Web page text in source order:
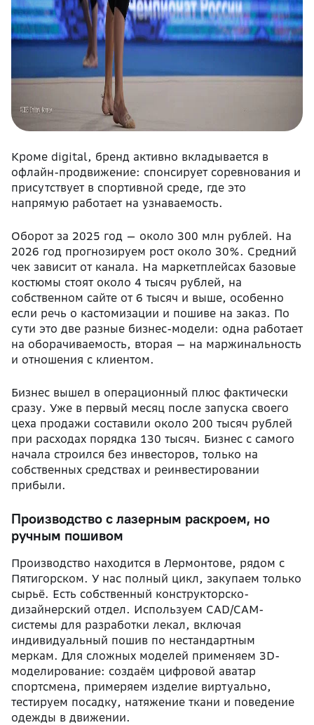
Кроме digital, бренд активно вкладывается в
офлайн-продвижение: спонсирует соревнования и
присутствует в спортивной среде, где это
напрямую работает на узнаваемость.
Оборот за 2025 год — около 300 млн рублей. На
2026 год прогнозируем рост около 30%. Средний
чек зависит от канала. На маркетплейсах базовые
костюмы стоят около 4 тысяч рублей, на
собственном сайте от 6 тысяч и выше, особенно
если речь о кастомизации и пошиве на заказ. По
сути это две разные бизнес-модели: одна работает
на оборачиваемость, вторая — на маржинальность
и отношения с клиентом.
Бизнес вышел в операционный плюс фактически
сразу. Уже в первый месяц после запуска своего
цеха продажи составили около 200 тысяч рублей
при расходах порядка 130 тысяч. Бизнес с самого
начала строился без инвесторов, только на
собственных средствах и реинвестировании
прибыли.
Производство с лазерным раскроем, но
ручным пошивом
Производство находится в Лермонтове, рядом с
Пятигорском. У нас полный цикл, закупаем только
сырьё. Есть собственный конструкторско-
дизайнерский отдел. Используем CAD/CAM-
системы для разработки лекал, включая
индивидуальный пошив по нестандартным
меркам. Для сложных моделей применяем 3D-
моделирование: создаём цифровой аватар
спортсмена, примеряем изделие виртуально,
тестируем посадку, натяжение ткани и поведение
одежды в движении.